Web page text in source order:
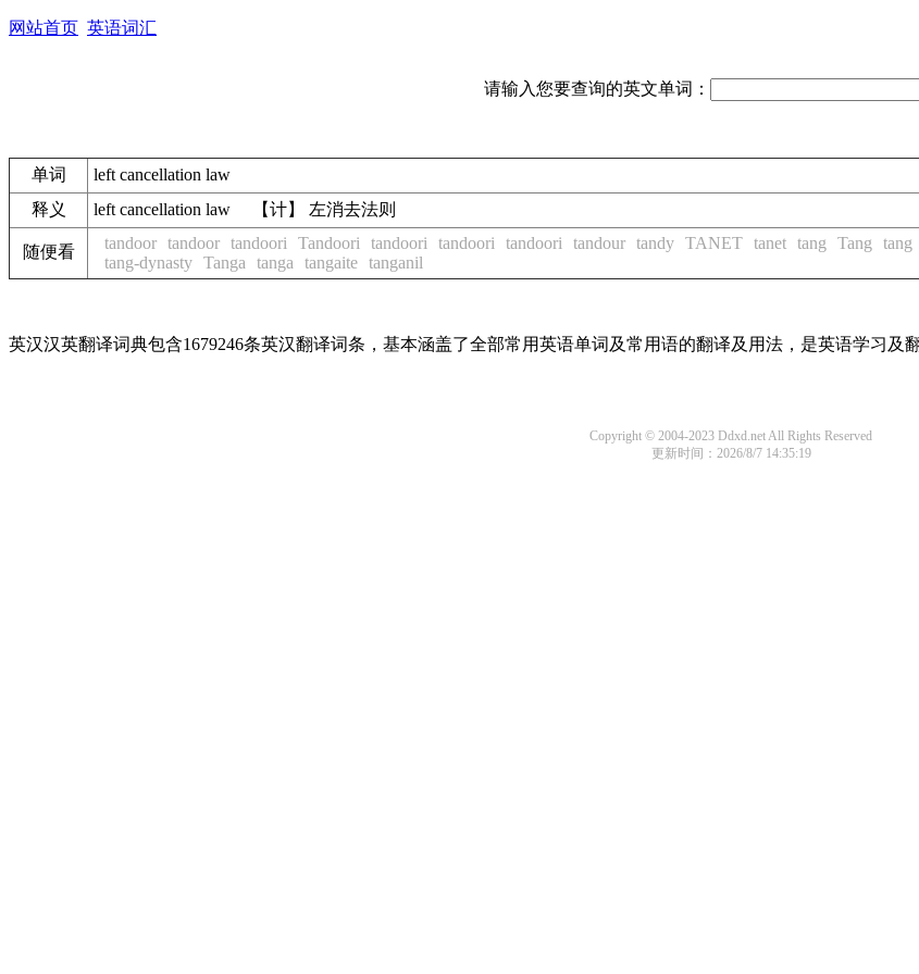
网站首页 英语词汇
请输入您要查询的英文单词：
单词
left cancellation law
释义
left cancellation law 【计】 左消去法则
随便看 tandoor tandoor tandoori Tandoori tandoori tandoori tandoori tandour tandy TANET tanet tang Tang tang
tang-dynasty Tanga tanga tangaite tanganil
英汉汉英翻译词典包含1679246条英汉翻译词条，基本涵盖了全部常用英语单词及常用语的翻译及用法，是英语学习及
Copyright © 2004-2023 Ddxd.net All Rights Reserved
更新时间：2026/8/7 14:35:19